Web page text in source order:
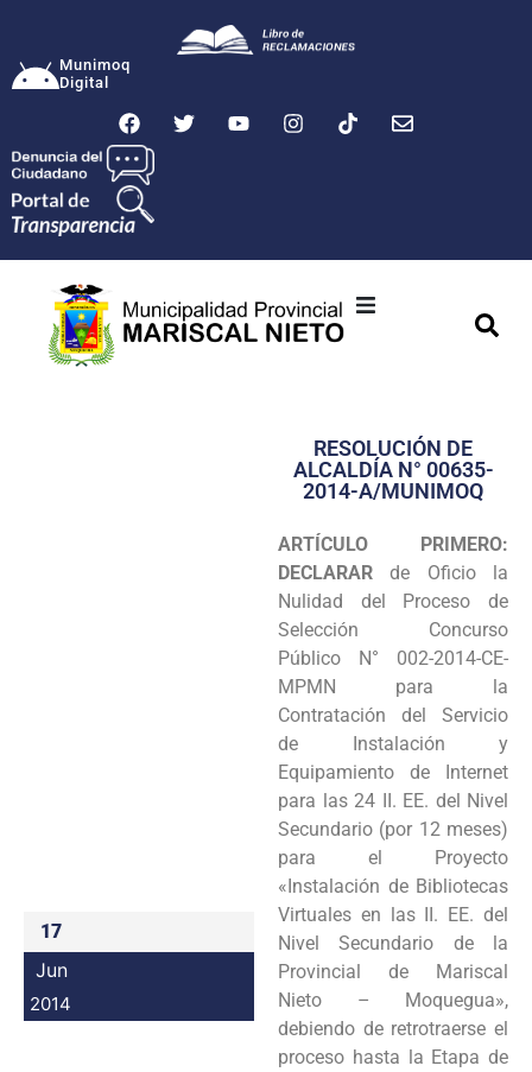
Munimoq
Digital
Transparencia
Programas
Intranet
17
Jun
2014
RESOLUCIÓN DE
ALCALDÍA N° 00635-
2014-A/MUNIMOQ
ARTÍCULO PRIMERO:
DECLARAR de Oficio la
Nulidad del Proceso de
Selección Concurso
Público N° 002-2014-CE-
MPMN para la
Contratación del Servicio
de Instalación y
Equipamiento de Internet
para las 24 II. EE. del Nivel
Secundario (por 12 meses)
para el Proyecto
«Instalación de Bibliotecas
Virtuales en las II. EE. del
Nivel Secundario de la
Provincial de Mariscal
Nieto – Moquegua»,
debiendo de retrotraerse el
proceso hasta la Etapa de